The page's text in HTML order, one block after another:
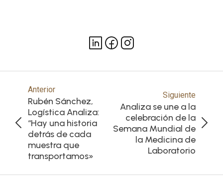
Anterior
Rubén Sánchez,
Logística Analiza:
“Hay una historia
detrás de cada
muestra que
transportamos»
Siguiente
Analiza se une a la
celebración de la
Semana Mundial de
la Medicina de
Laboratorio